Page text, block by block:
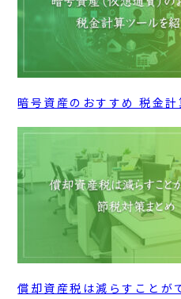
暗号資産のおすすめ 税金計
償却資産税は減らすことが